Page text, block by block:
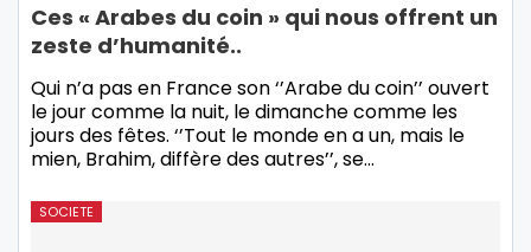
Ces « Arabes du coin » qui nous offrent un
zeste d’humanité..
Qui n’a pas en France son ‘’Arabe du coin’’ ouvert
le jour comme la nuit, le dimanche comme les
jours des fêtes. ‘’Tout le monde en a un, mais le
mien, Brahim, diffère des autres’’, se…
SOCIETE